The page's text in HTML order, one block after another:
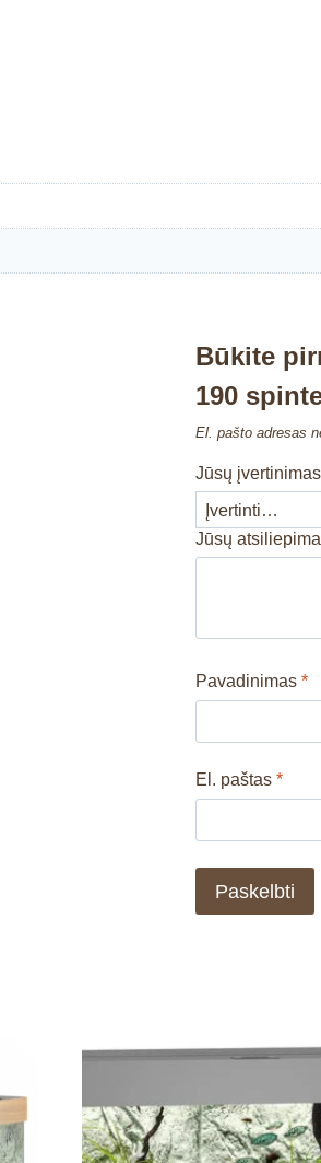
Būkite
190
El. pašto adresas
Jūsų
Jūsų
Pavadinimas*
El. paštas*